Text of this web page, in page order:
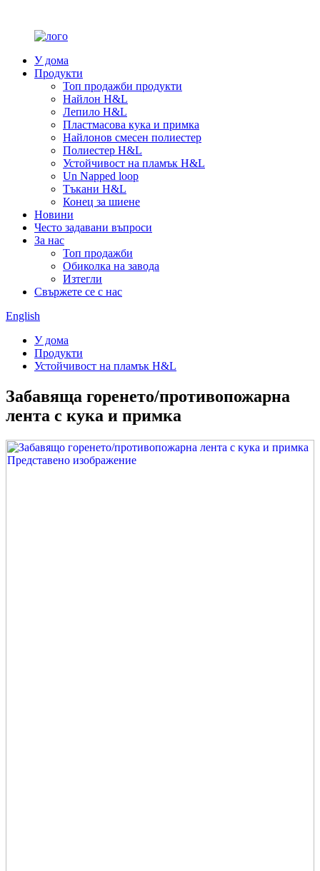
У дома
Продукти
Топ продажби продукти
Найлон H&L
Лепило H&L
Пластмасова кука и примка
Найлонов смесен полиестер
Полиестер H&L
Устойчивост на пламък H&L
Un Napped loop
Тъкани H&L
Конец за шиене
Новини
Често задавани въпроси
За нас
Топ продажби
Обиколка на завода
Изтегли
Свържете се с нас
English
У дома
Продукти
Устойчивост на пламък H&L
Забавяща горенето/противопожарна
лента с кука и примка